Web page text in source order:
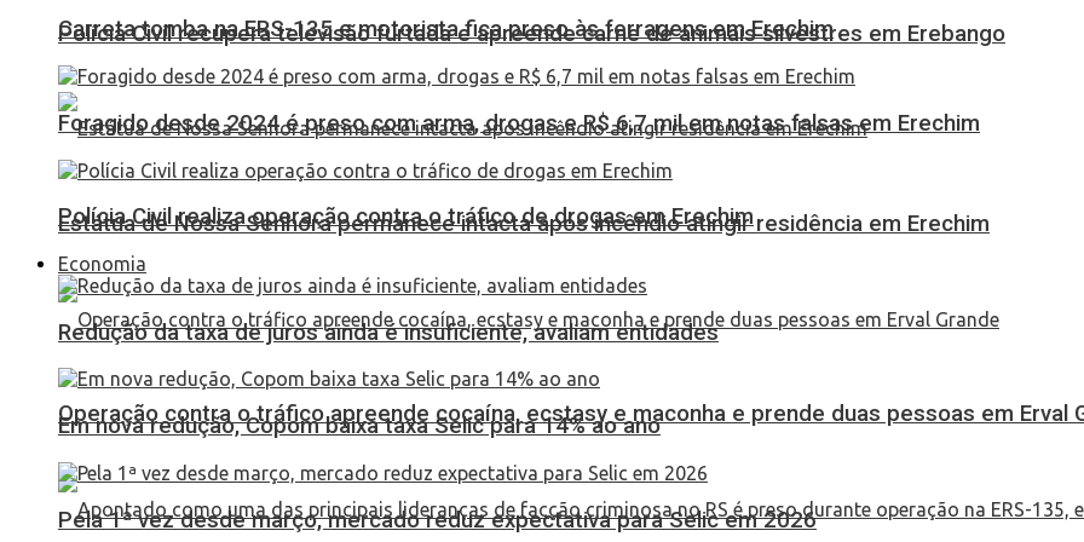
Polícia Civil recupera televisão furtada e apreende carne de animais silvestres em Erebango
Estátua de Nossa Senhora permanece intacta após incêndio atingir residência em Erechim
Operação contra o tráfico apreende cocaína, ecstasy e maconha e prende duas pessoas em Erval
Carreta tomba na ERS-135 e motorista fica preso às ferragens em Erechim
Foragido desde 2024 é preso com arma, drogas e R$ 6,7 mil em notas falsas em Erechim
Polícia Civil realiza operação contra o tráfico de drogas em Erechim
Economia
Redução da taxa de juros ainda é insuficiente, avaliam entidades
Em nova redução, Copom baixa taxa Selic para 14% ao ano
Pela 1ª vez desde março, mercado reduz expectativa para Selic em 2026